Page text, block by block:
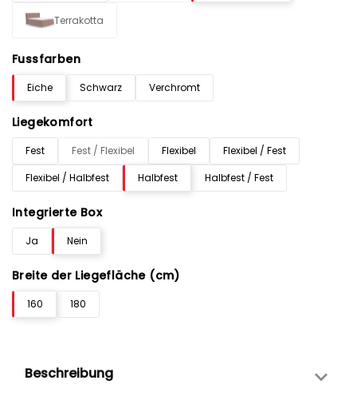
Terrakotta
Fussfarben
Eiche Schwarz Verchromt
Liegekomfort
Fest Fest / Flexibel Flexibel
Flexibel / Fest
Flexibel / Halbfest
Halbfest Halbfest / Fest
Integrierte Box
Ja Nein
Breite der Liegefläche (cm)
160 180
Beschreibung